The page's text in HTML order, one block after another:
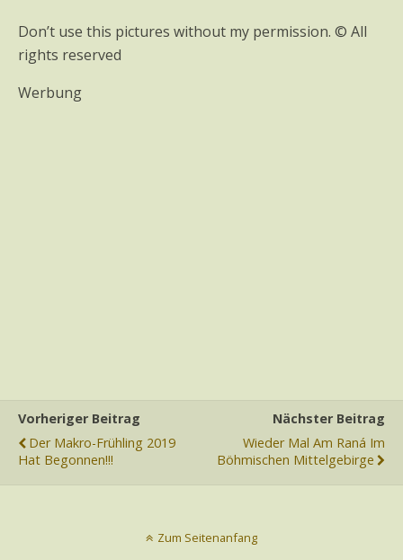
Don’t use this pictures without my permission. © All
rights reserved
Werbung
Vorheriger Beitrag
Der Makro-Frühling 2019
Hat Begonnen!!!
Nächster Beitrag
Wieder Mal Am Raná Im
Böhmischen Mittelgebirge
Zum Seitenanfang